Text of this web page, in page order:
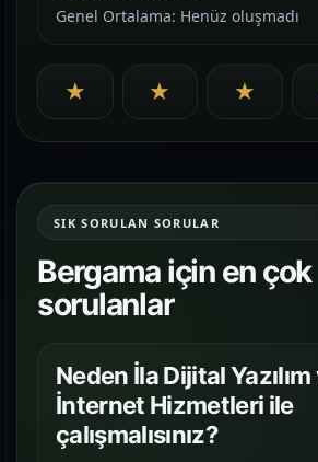
Genel Ortalama: Henüz oluşmadı
★ ★ ★
SIK SORULAN SORULAR
Bergama için en çok
sorulanlar
Neden İla Dijital Yazılım
İnternet Hizmetleri ile
çalışmalısınız?